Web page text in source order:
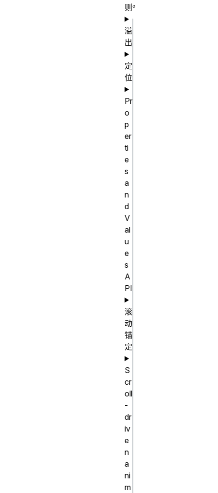
。
则
溢
出
定
位
Pr
o
p
er
ti
e
s
a
n
d
V
al
u
e
s
A
PI
滚
动
锚
定
S
cr
oll
-
dr
iv
e
n
a
ni
m